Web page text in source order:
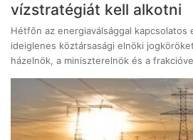
vízstratégiát kell alkotni
Hétfőn az energiaválsággal
ideiglenes köztársasági elnöki
házelnök, a miniszterelnök és a